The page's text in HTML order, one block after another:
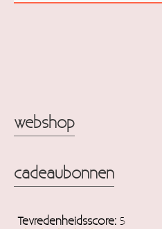
webshop
cadeaubonnen
Tevredenheidsscore: 5